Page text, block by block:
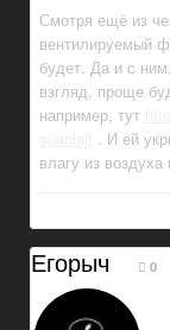
Смотря ещё из
вентилируемый
будет. Да и с
взгляд, проще
например, тут
. И ей
влагу из воздуха
Егорыч 0